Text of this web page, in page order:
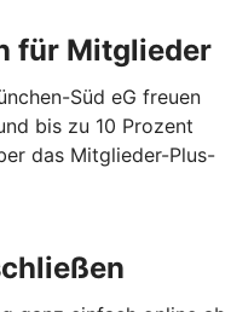
für Mitglieder
Süd eG freuen
bis zu 10 Prozent
das Mitglieder-Plus-